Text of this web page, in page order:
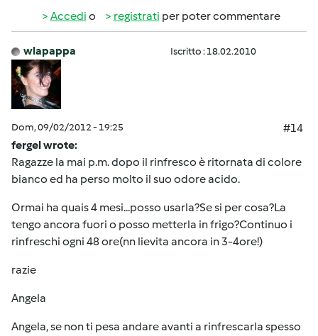
Accedi o registrati per poter commentare
wlapappa Iscritto : 18.02.2010
Dom, 09/02/2012 - 19:25
#14
fergel wrote:
Ragazze la mai p.m. dopo il rinfresco è ritornata di colore
bianco ed ha perso molto il suo odore acido.
Ormai ha quais 4 mesi...posso usarla?Se si per cosa?La
tengo ancora fuori o posso metterla in frigo?Continuo i
rinfreschi ogni 48 ore(nn lievita ancora in 3-4ore!)
razie
Angela
Angela, se non ti pesa andare avanti a rinfrescarla spesso